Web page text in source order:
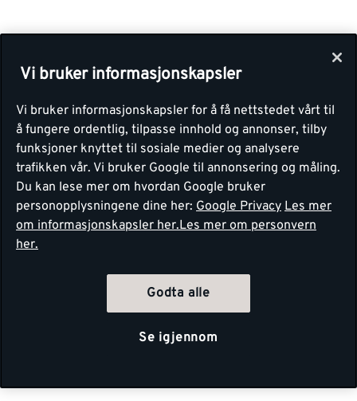
Vi bruker informasjonskapsler
Vi bruker informasjonskapsler for å få nettstedet vårt til
å fungere ordentlig, tilpasse innhold og annonser, tilby
funksjoner knyttet til sosiale medier og analysere
trafikken vår. Vi bruker Google til annonsering og måling.
Du kan lese mer om hvordan Google bruker
personopplysningene dine her: Google Privacy Les mer
om informasjonskapsler her.Les mer om personvern
her.
Godta alle
Se igjennom